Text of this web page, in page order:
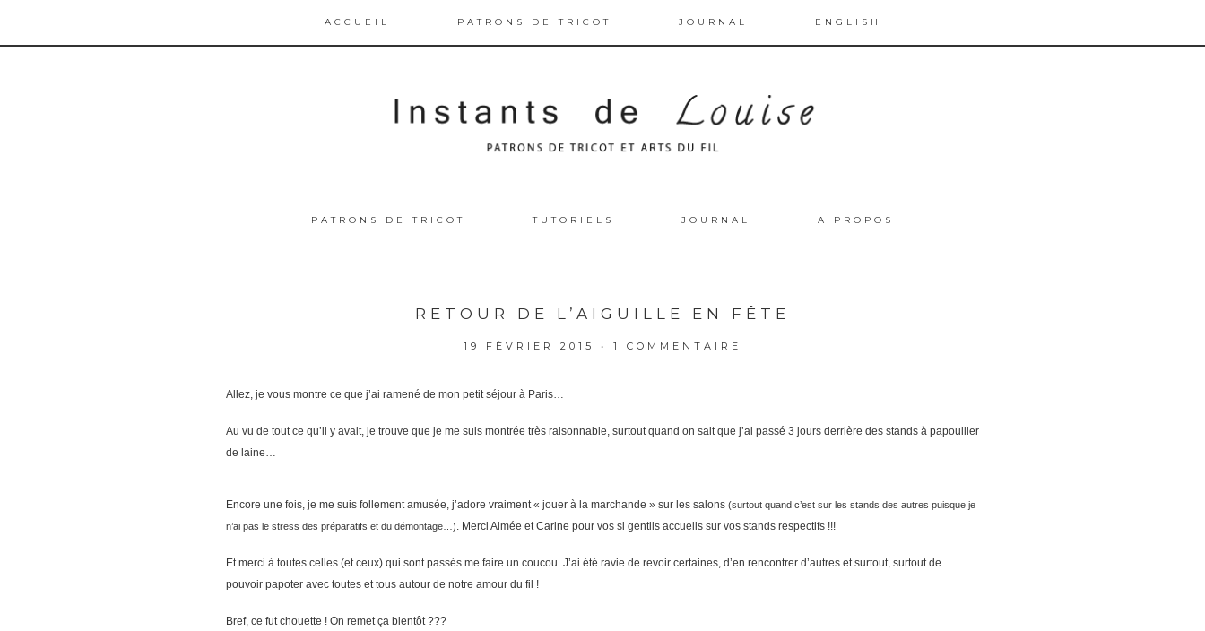
ACCUEIL PATRONS DE TRICOT JOURNAL ENGLISH
PATRONS DE TRICOT TUTORIELS JOURNAL A PROPOS
RETOUR DE L’AIGUILLE EN FÊTE
19 FÉVRIER 2015 • 1 COMMENTAIRE
Allez, je vous montre ce que j’ai ramené de mon petit séjour à Paris…
Au vu de tout ce qu’il y avait, je trouve que je me suis montrée très raisonnable, surtout quand on sait que j’ai passé 3 jours derrière des stands à papouiller
de laine…
Encore une fois, je me suis follement amusée, j’adore vraiment « jouer à la marchande » sur les salons (surtout quand c’est sur les stands des autres puisque je
n’ai pas le stress des préparatifs et du démontage…)
. Merci Aimée et Carine pour vos si gentils accueils sur vos stands respectifs !!!
Et merci à toutes celles (et ceux) qui sont passés me faire un coucou. J’ai été ravie de revoir certaines, d’en rencontrer d’autres et surtout, surtout de
pouvoir papoter avec toutes et tous autour de notre amour du fil !
Bref, ce fut chouette ! On remet ça bientôt ???